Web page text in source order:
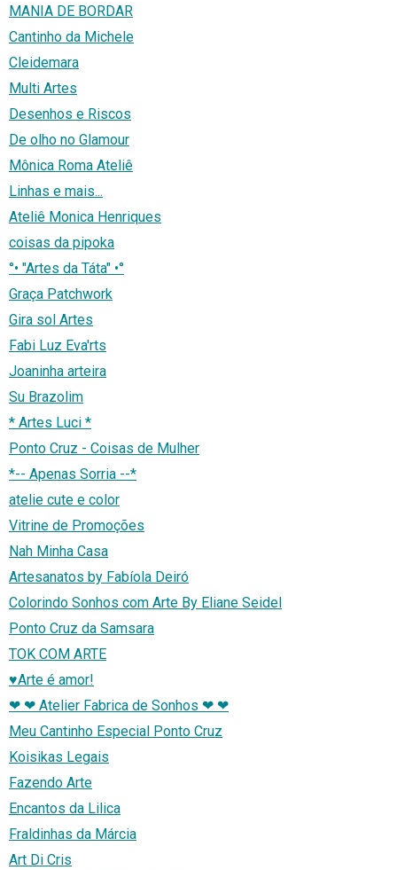
MANIA DE BORDAR
Cantinho da Michele
Cleidemara
Multi Artes
Desenhos e Riscos
De olho no Glamour
Mônica Roma Ateliê
Linhas e mais...
Ateliê Monica Henriques
coisas da pipoka
°• "Artes da Táta" •°
Graça Patchwork
Gira sol Artes
Fabi Luz Eva'rts
Joaninha arteira
Su Brazolim
* Artes Luci *
Ponto Cruz - Coisas de Mulher
*-- Apenas Sorria --*
atelie cute e color
Vitrine de Promoções
Nah Minha Casa
Artesanatos by Fabíola Deiró
Colorindo Sonhos com Arte By Eliane Seidel
Ponto Cruz da Samsara
TOK COM ARTE
♥Arte é amor!
❤ ❤ Atelier Fabrica de Sonhos ❤ ❤
Meu Cantinho Especial Ponto Cruz
Koisikas Legais
Fazendo Arte
Encantos da Lilica
Fraldinhas da Márcia
Art Di Cris